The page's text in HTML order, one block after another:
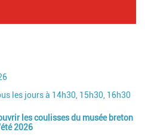
les jours à 14h30, 15h30, 16h30
les coulisses du musée breton
2026